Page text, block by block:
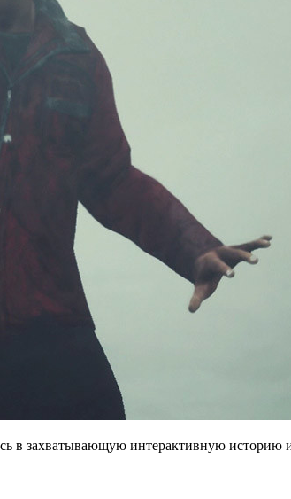
в захватывающую интерактивную историю